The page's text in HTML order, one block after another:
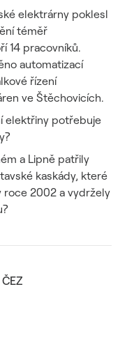
elektrárny poklesl
téměř
14 pracovníků.
automatizací
řízení
ve Štěchovicích.
elektřiny potřebuje
a Lipně patřily
kaskády, které
roce 2002 a vydržely